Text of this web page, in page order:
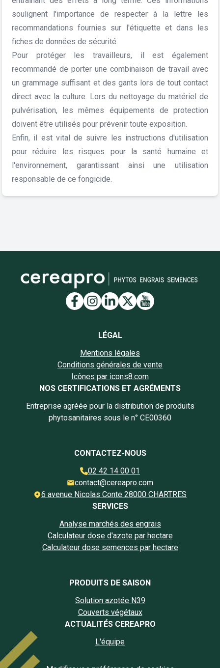
soulignent l'importance de respecter à la lettre les
recommandations fournies sur l'étiquette et dans les
fiches de données de sécurité.
Pour protéger les travailleurs, il est également
recommandé de porter une combinaison de travail avec
un grammage suffisant et des gants lors de tout contact
direct avec la culture. Lors du nettoyage du matériel de
pulvérisation, les mêmes équipements de protection
doivent être utilisés pour prévenir toute exposition.
Enfin, il est vital de suivre les instructions d'utilisation
pour réduire les risques pour la santé humaine et
l'environnement, garantissant ainsi une utilisation
responsable de ce fongicide.
Lien vers la page
Lien vers la page
Lien vers la page
Lien vers la
Lien vers la
LÉGAL
Mentions légales
Conditions générales de vente
Icônes par icons8.com
NOS CERTIFICATIONS ET AGRÉMENTS
Entreprise agréée pour la distribution de produits
phytosanitaires sous le n° CE00360
CONTACTEZ-NOUS
02 42 14 00 01
contact@cereapro.com
6 avenue Nicolas Conte 28000 CHARTRES
SERVICES
Analyse marchés des engrais
Calculateur dose d'azote par hectare
Calculateur dose semences par hectare
PRODUITS DE SAISON
Solution azotée N39
Couverts végétaux
ACTUALITÉS CEREAPRO
L'équipe